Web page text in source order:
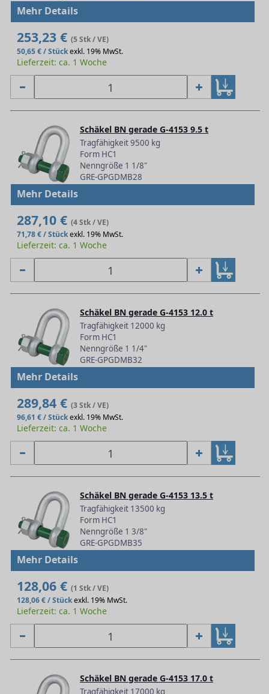
Mehr Details
253,23 € (5 Stk / VE)
50,65 € / Stückexkl. 19% MwSt.
Lieferzeit: ca. 1 Woche
Schäkel BN gerade G-4153 9.5 t
Tragfähigkeit 9500 kg
Form HC1
Nenngröße 1 1/8"
GRE-GPGDMB28
Mehr Details
287,10 € (4 Stk / VE)
71,78 € / Stückexkl. 19% MwSt.
Lieferzeit: ca. 1 Woche
Schäkel BN gerade G-4153 12.0 t
Tragfähigkeit 12000 kg
Form HC1
Nenngröße 1 1/4"
GRE-GPGDMB32
Mehr Details
289,84 € (3 Stk / VE)
96,61 € / Stückexkl. 19% MwSt.
Lieferzeit: ca. 1 Woche
Schäkel BN gerade G-4153 13.5 t
Tragfähigkeit 13500 kg
Form HC1
Nenngröße 1 3/8"
GRE-GPGDMB35
Mehr Details
128,06 € (1 Stk / VE)
128,06 € / Stückexkl. 19% MwSt.
Lieferzeit: ca. 1 Woche
Schäkel BN gerade G-4153 17.0 t
Tragfähigkeit 17000 kg